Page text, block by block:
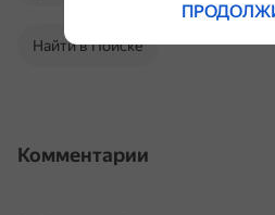
Найти в Поиске
Комментарии